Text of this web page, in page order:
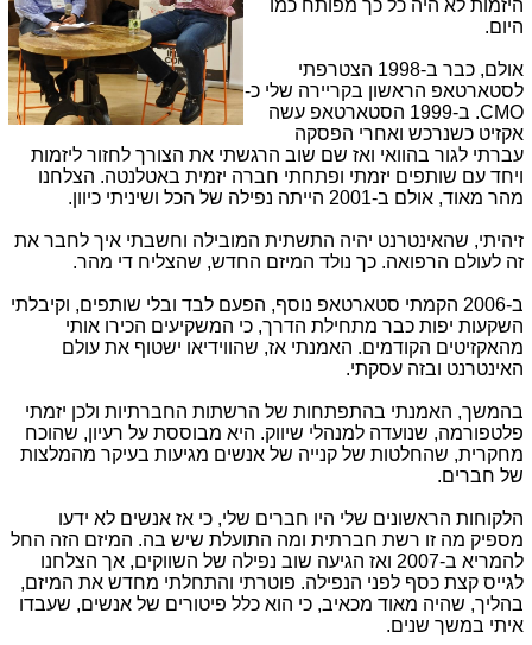
היזמות לא היה כל כך מפותח כמו
היום.
אולם, כבר ב-1998 הצטרפתי
לסטארטאפ הראשון בקריירה שלי כ-
CMO. ב-1999 הסטארטאפ עשה
אקזיט כשנרכש ואחרי הפסקה
עברתי לגור בהוואי ואז שם שוב הרגשתי את הצורך לחזור ליזמות
ויחד עם שותפים יזמתי ופתחתי חברה יזמית באטלנטה. הצלחנו
מהר מאוד, אולם ב-2001 הייתה נפילה של הכל ושיניתי כיוון.
זיהיתי, שהאינטרנט יהיה התשתית המובילה וחשבתי איך לחבר את
זה לעולם הרפואה. כך נולד המיזם החדש, שהצליח די מהר.
ב-2006 הקמתי סטארטאפ נוסף, הפעם לבד ובלי שותפים, וקיבלתי
השקעות יפות כבר מתחילת הדרך, כי המשקיעים הכירו אותי
מהאקזיטים הקודמים. האמנתי אז, שהווידיאו ישטוף את עולם
האינטרנט ובזה עסקתי.
בהמשך, האמנתי בהתפתחות של הרשתות החברתיות ולכן יזמתי
פלטפורמה, שנועדה למנהלי שיווק. היא מבוססת על רעיון, שהוכח
מחקרית, שהחלטות של קנייה של אנשים מגיעות בעיקר מהמלצות
של חברים.
הלקוחות הראשונים שלי היו חברים שלי, כי אז אנשים לא ידעו
מספיק מה זו רשת חברתית ומה התועלת שיש בה. המיזם הזה החל
להמריא ב-2007 ואז הגיעה שוב נפילה של השווקים, אך הצלחנו
לגייס קצת כסף לפני הנפילה. פוטרתי והתחלתי מחדש את המיזם,
בהליך, שהיה מאוד מכאיב, כי הוא כלל פיטורים של אנשים, שעבדו
איתי במשך שנים.